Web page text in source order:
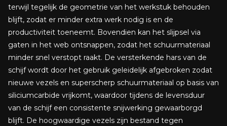
terwijl tegelijk de geometrie van het werkstuk behouden
blijft, zodat er minder extra werk nodig is en de
productiviteit toeneemt. Bovendien kan het slijpsel via
gaten in het web ontsnappen, zodat het schuurmateriaal
minder snel verstopt raakt. De versterkende hars van de
schijf wordt door het gebruik geleidelijk afgebroken zodat
nieuwe vezels en superscherp schuurmateriaal op basis van
siliciumcarbide vrijkomt, waardoor tijdens de levensduur
van de schijf een consistente snijwerking gewaarborgd
blijft. De hoogwaardige vezels zijn bestand tegen